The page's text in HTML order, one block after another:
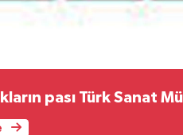
pası Türk Sanat